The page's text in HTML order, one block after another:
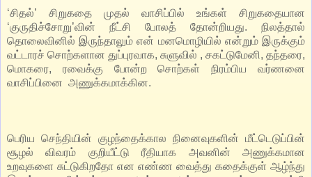
‘சிதல்’ சிறுகதை முதல் வாசிப்பில் உங்கள் சிறுகதையான
‘குருதிச்சோறு’வின் நீட்சி போலத் தோன்றியது. நிலத்தால்
தொலைவினில் இருந்தாலும் என் மனமொழியில் என்றும் இருக்கும்
வட்டாரச் சொற்களான துப்புரவாக, சுளுவில் , சகட்டுமேனி, தந்தரை,
மொகரை, ரவைக்கு போன்ற சொற்கள் நிரம்பிய வர்ணனை
வாசிப்பினை அணுக்கமாக்கின.
பெரிய செந்தியின் குழந்தைக்கால நினைவுகளின் மீட்டெடுப்பின்
சூழல் விவரம் குறியீட்டு ரீதியாக அவனின் அணுக்கமான
உறவுகளை சுட்டுகிறதோ என எண்ண வைத்து கதைக்குள் ஆழ்ந்து